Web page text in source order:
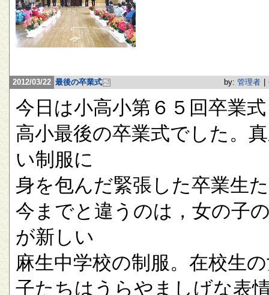
2012/03/22 最後の卒業式 by: 管理者
今日は小高小第６５回卒業
高小最後の卒業式でした。
い制服に
身を包んだ緊張した卒業生
今までと違うのは，女の子
が新しい
麻生中学校の制服。在校生
子たちはうらやましげな表